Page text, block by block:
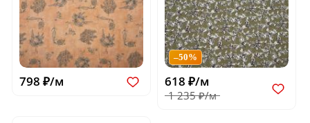
798 ₽/м
–50%
618 ₽/м
1 235 ₽/м